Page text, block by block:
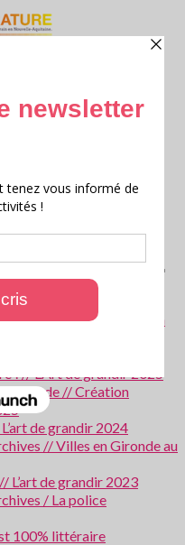
littéraire transversale
Patrice Cablat // Création
! // L’Art de grandir 2025
Gironde // Création
de grandir 2024
// Villes en Gironde au
L’art de grandir 2023
/ La police
100% littéraire